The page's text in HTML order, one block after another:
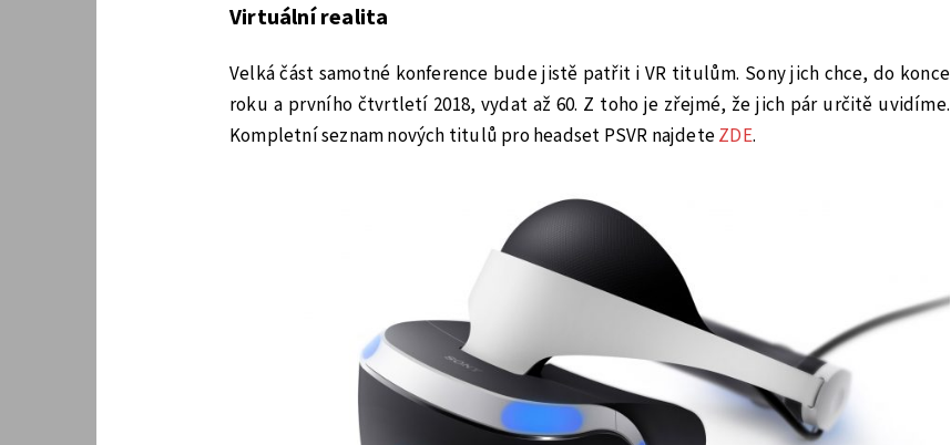
Virtuální realita
Velká část samotné konference bude jistě patřit i VR titulům. Sony jich chce, do konce
roku a prvního čtvrtletí 2018, vydat až 60. Z toho je zřejmé, že jich pár určitě uvidíme.
Kompletní seznam nových titulů pro headset PSVR najdeteZDE.